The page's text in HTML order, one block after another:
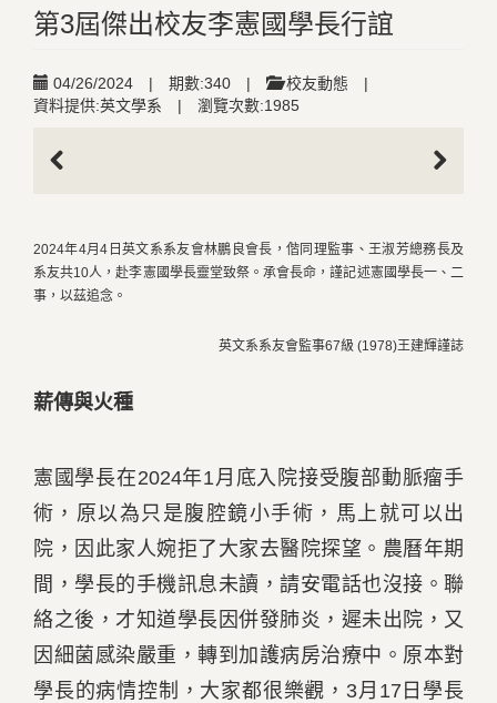
第3屆傑出校友李憲國學長行誼
04/26/2024 | 期數:340 | 校友動態
|
資料提供:英文學系
| 瀏覽次數:1985
2024年4月4日英文系系友會林鵬良會長，偕同理監事、王淑芳總務長及
系友共10人，赴李憲國學長靈堂致祭。承會長命，謹記述憲國學長一、二
事，以茲追念。
英文系系友會監事67級 (1978)王建輝謹誌
薪傳與火種
憲國學長在2024年1月底入院接受腹部動脈瘤手
術，原以為只是腹腔鏡小手術，馬上就可以出
院，因此家人婉拒了大家去醫院探望。農曆年期
間，學長的手機訊息未讀，請安電話也沒接。聯
絡之後，才知道學長因併發肺炎，遲未出院，又
因細菌感染嚴重，轉到加護病房治療中。原本對
學長的病情控制，大家都很樂觀，3月17日學長